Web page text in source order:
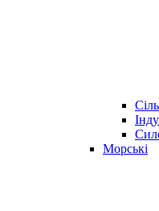
Морські